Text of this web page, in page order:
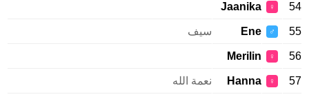
54
♀
Jaanika
55
♂
Ene سيف
56
♀
Merilin
57
♀
Hanna نعمة الله